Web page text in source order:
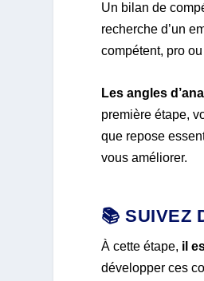
Un bilan de
recherche d’un
compétent, pro
Les angles
première étape,
que repose
vous améliorer.
📚 SUIVEZ
À cette étape, il
développer ces